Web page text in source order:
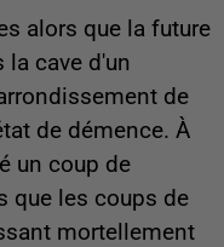
alors que la future
la cave d'un
de
de démence. À
un coup de
que les coups de
mortellement